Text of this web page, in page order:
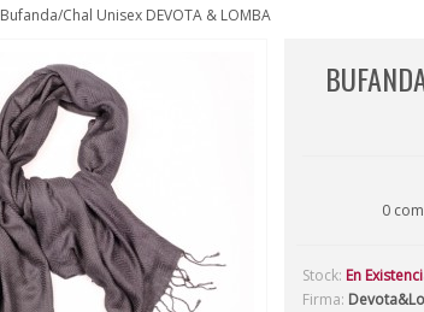
Bufanda/Chal Unisex DEVOTA & LOMBA
0
Stock: En
Firma: